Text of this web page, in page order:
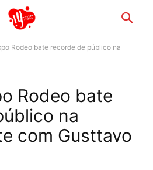
Rodeo bate recorde de público na
Rodeo bate
na
com Gusttavo